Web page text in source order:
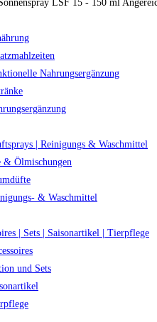
Nahrungsergänzung
| Reinigungs & Waschmittel
& Ölmischungen
& Waschmittel
| Sets | Saisonartikel | Tierpflege
und Sets